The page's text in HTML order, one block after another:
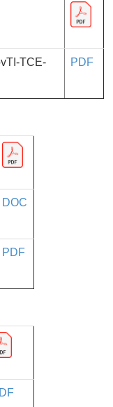
TCE-
PDF
DOC
PDF